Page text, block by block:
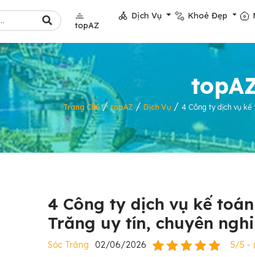
topAZ
Dịch Vụ Khoẻ Đẹp
Trang Chủ/topAZ / Dịch Vụ/ 4 Công ty dịch vụ kế
4 Công ty dịch vụ kế
Trăng uy tín, chuyên
Sóc Trăng 02/06/2026 5/5 -